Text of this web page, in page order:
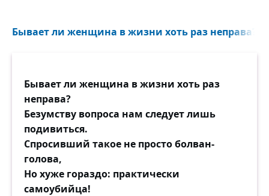
Поставим памятник,
будут любоваться его величественным
силуэтом.
В сквере
будут устраиваться свидания.
Поставим памятник,
мимо которого мы будем спешить на
работу,
около которого
Бывает ли женщина в жизни хоть раз неправа?..
Бывает ли женщина в жизни хоть раз
неправа?
Безумству вопроса нам следует лишь
подивиться.
Спросивший такое не просто болван-
голова,
Но хуже гораздо: практически
самоубийца!